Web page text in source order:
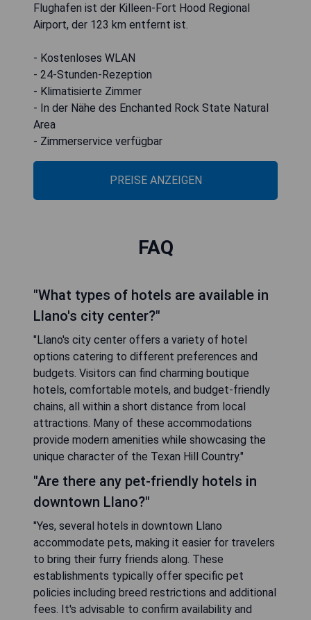
Flughafen ist der Killeen-Fort Hood Regional
Airport, der 123 km entfernt ist.
- Kostenloses WLAN
- 24-Stunden-Rezeption
- Klimatisierte Zimmer
- In der Nähe des Enchanted Rock State Natural
Area
- Zimmerservice verfügbar
PREISE ANZEIGEN
FAQ
"What types of hotels are available in
Llano's city center?"
"Llano's city center offers a variety of hotel
options catering to different preferences and
budgets. Visitors can find charming boutique
hotels, comfortable motels, and budget-friendly
chains, all within a short distance from local
attractions. Many of these accommodations
provide modern amenities while showcasing the
unique character of the Texan Hill Country."
"Are there any pet-friendly hotels in
downtown Llano?"
"Yes, several hotels in downtown Llano
accommodate pets, making it easier for travelers
to bring their furry friends along. These
establishments typically offer specific pet
policies including breed restrictions and additional
fees. It's advisable to confirm availability and